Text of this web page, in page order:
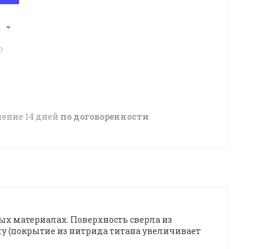
14 дней по договоренности
материалах. Поверхность сверла из
(покрытие из нитрида титана увеличивает